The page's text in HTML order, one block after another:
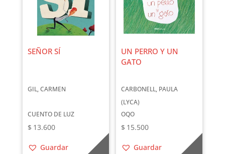
SEÑOR SÍ
GIL, CARMEN
CUENTO DE LUZ
$ 13.600
Guardar
UN PERRO Y UN
GATO
CARBONELL, PAULA
(LYCA)
OQO
$ 15.500
Guardar